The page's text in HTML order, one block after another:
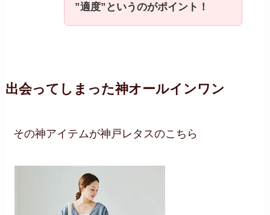
”適度”というのがポイント！
出会ってしまった神オールインワン
その神アイテムが神戸レタスのこちら